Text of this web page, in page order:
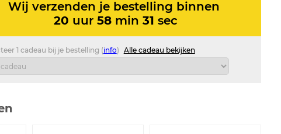
Wij verzenden je bestelling binnen
20 uur 58min 31 sec
1 cadeau bij je bestelling (info) Alle cadeau bekijken